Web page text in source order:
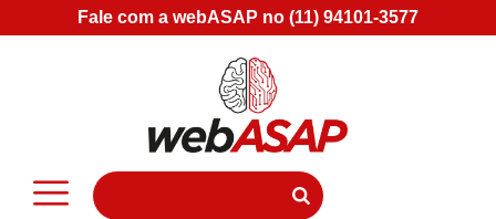
Fale com a webASAP no (11) 94101-3577